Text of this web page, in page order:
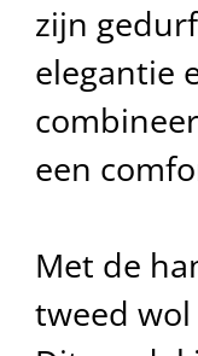
zijn
elegantie
een
Met de
tweed